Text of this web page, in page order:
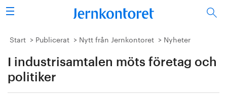
Sök
Stålindustrin
Vision 2050
Start Publicerat Nytt från Jernkontoret Nyheter
I industrisamtalen möts företag och
politiker